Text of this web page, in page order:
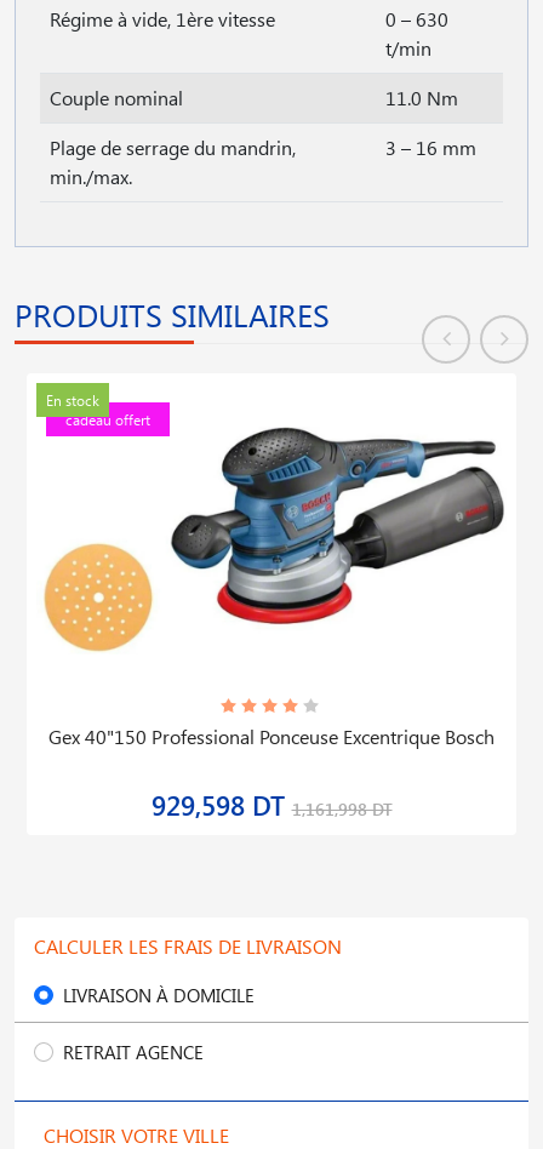
Régime à vide, 1ère vitesse
0 – 630
t/min
Couple nominal
11.0 Nm
Plage de serrage du mandrin,
min./max.
3 – 16 mm
PRODUITS SIMILAIRES
En stock
cadeau offert
Gex 40"150 Professional Ponceuse Excentrique Bosch
929,598 DT1,161,998 DT
CALCULER LES FRAIS DE LIVRAISON
LIVRAISON À DOMICILE
RETRAIT AGENCE
CHOISIR VOTRE VILLE